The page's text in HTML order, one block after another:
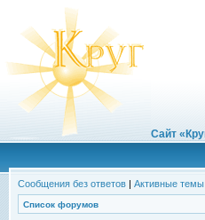
Сайт
Сообщения без ответов | Активные темы
Список форумов